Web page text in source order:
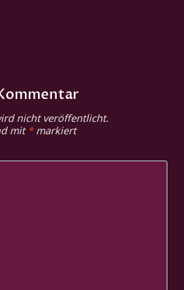
nicht veröffentlicht.
mit *markiert